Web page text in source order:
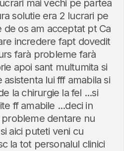
mai vechi pe partea
solutie era 2 lucrari pe
de os am acceptat pt Ca
incredere fapt dovedit
farà probleme farà
apoi sant multumita si
lui fff amabila si
la chirurgie la fel ...si
ff amabile ...deci in
dentare nu
aici puteti veni cu
la tot personalul clinici